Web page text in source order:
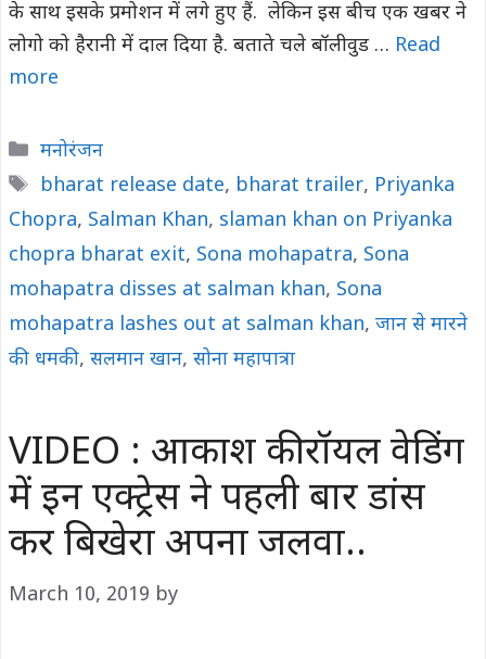
के साथ इसके प्रमोशन में लगे हुए हैं. लेकिन इस बीच एक खबर ने
लोगो को हैरानी में दाल दिया है. बताते चले बॉलीवुड … Read
more
Categories
मनोरंजन
Tags
bharat release date, bharat trailer, Priyanka
Chopra, Salman Khan, slaman khan on Priyanka
chopra bharat exit, Sona mohapatra, Sona
mohapatra disses at salman khan, Sona
mohapatra lashes out at salman khan, जान से मारने
की धमकी, सलमान खान, सोना महापात्रा
VIDEO : आकाश की रॉयल वेड‍िंग
में इन एक्ट्रेस ने पहली बार डांस
कर बिखेरा अपना जलवा..
March 10, 2019 by